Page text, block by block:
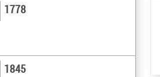
1778
1845